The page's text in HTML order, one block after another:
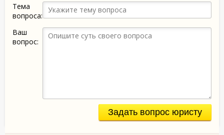
Тема
вопроса:
Ваш
вопрос:
Задать вопрос юристу